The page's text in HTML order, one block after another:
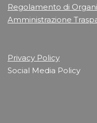
Regolamento di
Amministrazione
Privacy Policy
Social Media Policy